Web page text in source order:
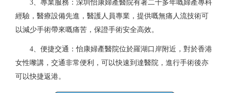
3、專業服務：深圳怡康婦產醫院有著二十多年嘅婦產專科
經驗，醫療設備先進，醫護人員專業，提供嘅無痛人流技術可
以減少手術帶來嘅痛苦，保證手術安全高效。
4、便捷交通：怡康婦產醫院位於羅湖口岸附近，對於香港
女性嚟講，交通非常便利，可以快速到達醫院，進行手術後亦
可以快捷返港。